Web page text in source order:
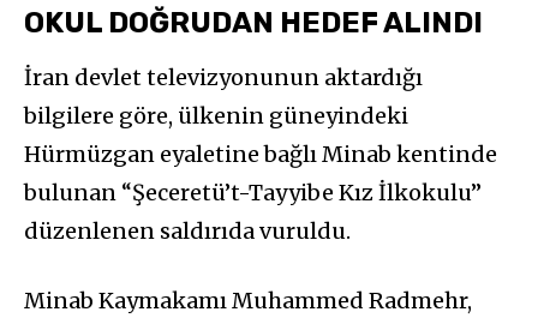
OKUL DOĞRUDAN HEDEF ALINDI
İran devlet televizyonunun aktardığı
bilgilere göre, ülkenin güneyindeki
Hürmüzgan eyaletine bağlı Minab kentinde
bulunan “Şeceretü’t-Tayyibe Kız İlkokulu”
düzenlenen saldırıda vuruldu.
Minab Kaymakamı Muhammed Radmehr,